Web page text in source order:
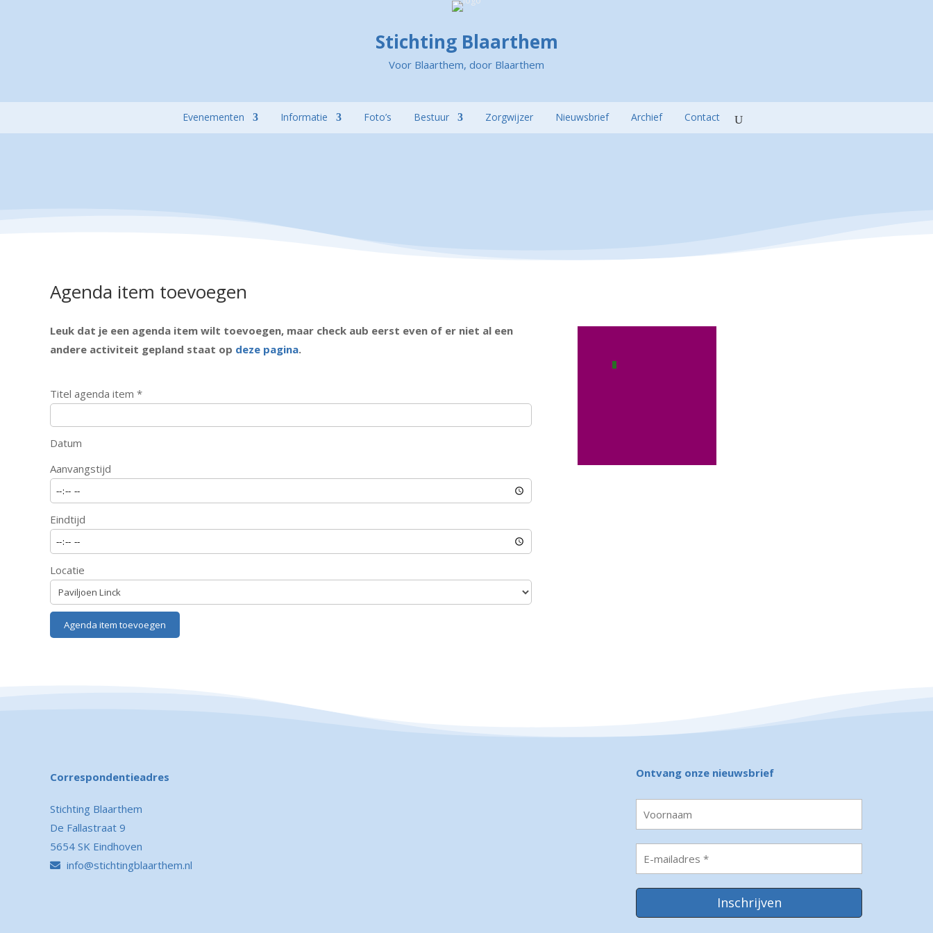
Stichting Blaarthem
Voor Blaarthem, door Blaarthem
Evenementen Informatie Foto’s Bestuur Zorgwijzer Nieuwsbrief Archief Contact
Agenda item toevoegen
Leuk dat je een agenda item wilt toevoegen, maar check aub eerst even of er niet al een
andere activiteit gepland staat op deze pagina.
Titel agenda item *
Datum
Aanvangstijd
Eindtijd
Locatie
Agenda item toevoegen
Correspondentieadres
Stichting Blaarthem
De Fallastraat 9
5654 SK Eindhoven
info@stichtingblaarthem.nl
Ontvang onze nieuwsbrief